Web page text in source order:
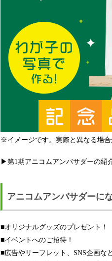
※イメージです。実際と異なる場合
▶第1期アニコムアンバサダーの紹
アニコムアンバサダーに
■オリジナルグッズのプレゼント！
■イベントへのご招待！
■広告やリーフレット、SNS企画な